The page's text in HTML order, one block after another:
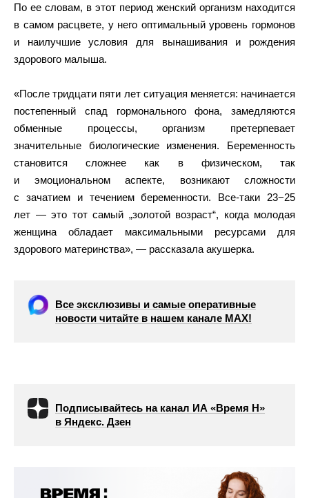
По ее словам, в этот период женский организм находится
в самом расцвете, у него оптимальный уровень гормонов
и наилучшие условия для вынашивания и рождения
здорового малыша.
«После тридцати пяти лет ситуация меняется: начинается
постепенный спад гормонального фона, замедляются
обменные процессы, организм претерпевает
значительные биологические изменения. Беременность
становится сложнее как в физическом, так
и эмоциональном аспекте, возникают сложности
с зачатием и течением беременности. Все-таки 23−25
лет — это тот самый „золотой возраст“, когда молодая
женщина обладает максимальными ресурсами для
здорового материнства», — рассказала акушерка.
Все эксклюзивы и самые оперативные
новости читайте в нашем канале МАХ!
Подписывайтесь на канал ИА «Время Н»
в Яндекс. Дзен